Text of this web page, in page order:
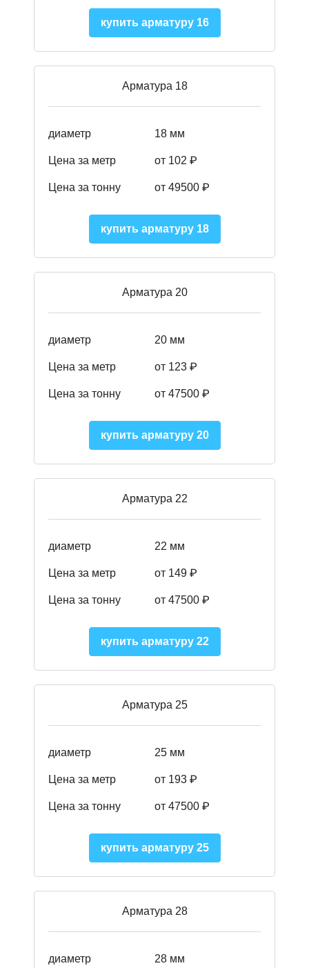
купить арматуру 16
Арматура 18
диаметр 18 мм
Цена за метр от 102 ₽
Цена за тонну от 49500 ₽
купить арматуру 18
Арматура 20
диаметр 20 мм
Цена за метр от 123 ₽
Цена за тонну от 47500 ₽
купить арматуру 20
Арматура 22
диаметр 22 мм
Цена за метр от 149 ₽
Цена за тонну от 47500 ₽
купить арматуру 22
Арматура 25
диаметр 25 мм
Цена за метр от 193 ₽
Цена за тонну от 47500 ₽
купить арматуру 25
Арматура 28
диаметр 28 мм